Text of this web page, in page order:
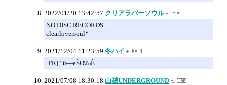
2022/01/20 13:42:57 クリアラバーソウル
NO DISC RECORDS
clearloversoul*
2021/12/04 11:23:59 冬ハイ
[PR] ”ü—eŠO‰È
2021/07/08 18:30:18 山賊UNDERGROUND